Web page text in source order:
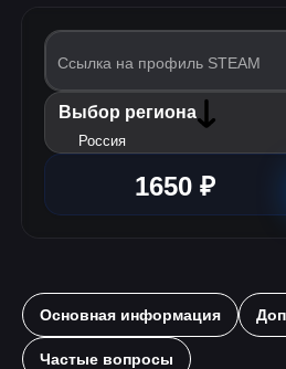
Ссылка на профиль STEAM
Выбор региона
Россия
1650 ₽
Основная информация
Частые вопросы